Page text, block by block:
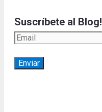
Suscríbete al Blog!